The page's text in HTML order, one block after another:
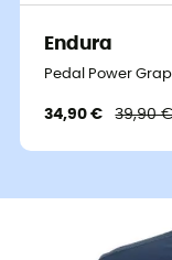
Endura
Pedal Power
34,90 € 39,90